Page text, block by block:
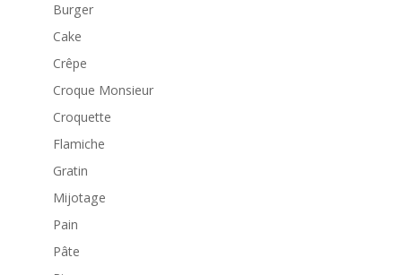
Burger
Cake
Crêpe
Croque Monsieur
Croquette
Flamiche
Gratin
Mijotage
Pain
Pâte